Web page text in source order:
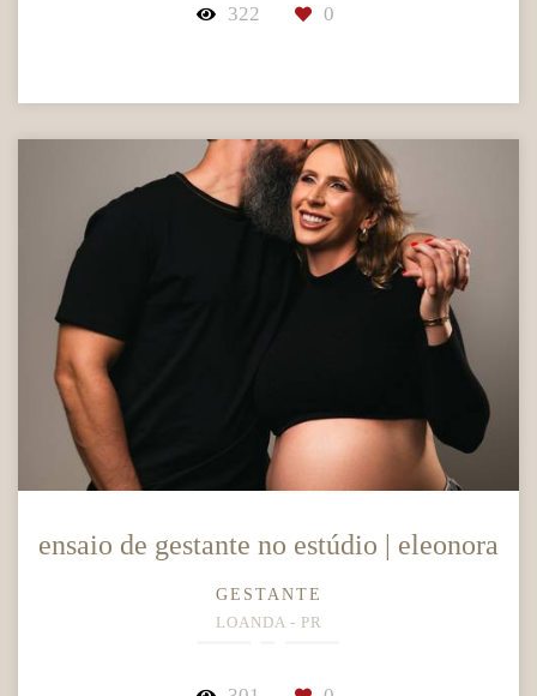
322 0
ensaio de gestante no estúdio | eleonora
GESTANTE
LOANDA - PR